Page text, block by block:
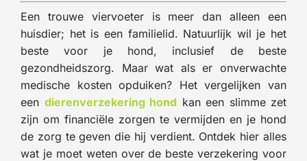
Een trouwe viervoeter is meer dan alleen een
huisdier; het is een familielid. Natuurlijk wil je het
beste voor je hond, inclusief de beste
gezondheidszorg. Maar wat als er onverwachte
medische kosten opduiken? Het vergelijken van
een dierenverzekering hond kan een slimme zet
zijn om financiële zorgen te vermijden en je hond
de zorg te geven die hij verdient. Ontdek hier alles
wat je moet weten over de beste verzekering voor